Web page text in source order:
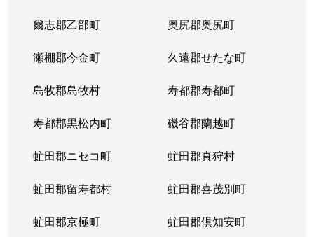
爾志郡乙部町 奥尻郡奥尻町
瀬棚郡今金町 久遠郡せたな町
島牧郡島牧村 寿都郡寿都町
寿都郡黒松内町 磯谷郡蘭越町
虻田郡ニセコ町 虻田郡真狩村
虻田郡留寿都村 虻田郡喜茂別町
虻田郡京極町 虻田郡倶知安町